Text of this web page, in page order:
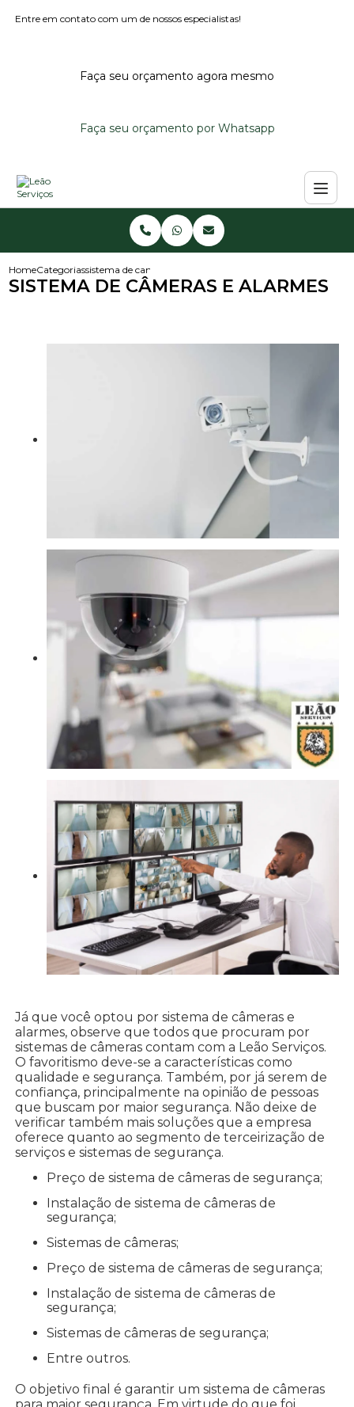
Entre em contato com um de nossos especialistas!
Faça seu orçamento agora mesmo
Faça seu orçamento por Whatsapp
HomeCategoriassistema de cameras e alarmes
SISTEMA DE CÂMERAS E ALARMES
Já que você optou por sistema de câmeras e
alarmes, observe que todos que procuram por
sistemas de câmeras contam com a Leão Serviços.
O favoritismo deve-se a características como
qualidade e segurança. Também, por já serem de
confiança, principalmente na opinião de pessoas
que buscam por maior segurança. Não deixe de
verificar também mais soluções que a empresa
oferece quanto ao segmento de terceirização de
serviços e sistemas de segurança.
preço de sistema de câmeras de segurança;
segurança;
sistemas de câmeras;
preço de sistema de câmeras de segurança;
segurança;
sistemas de câmeras de segurança;
entre outros.
O objetivo final é garantir um sistema de câmeras